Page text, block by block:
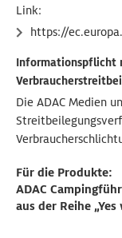
Link:
https://
Informationspflicht
Die ADAC Medien
Für die Produkte:
ADAC
aus der Reihe „Yes